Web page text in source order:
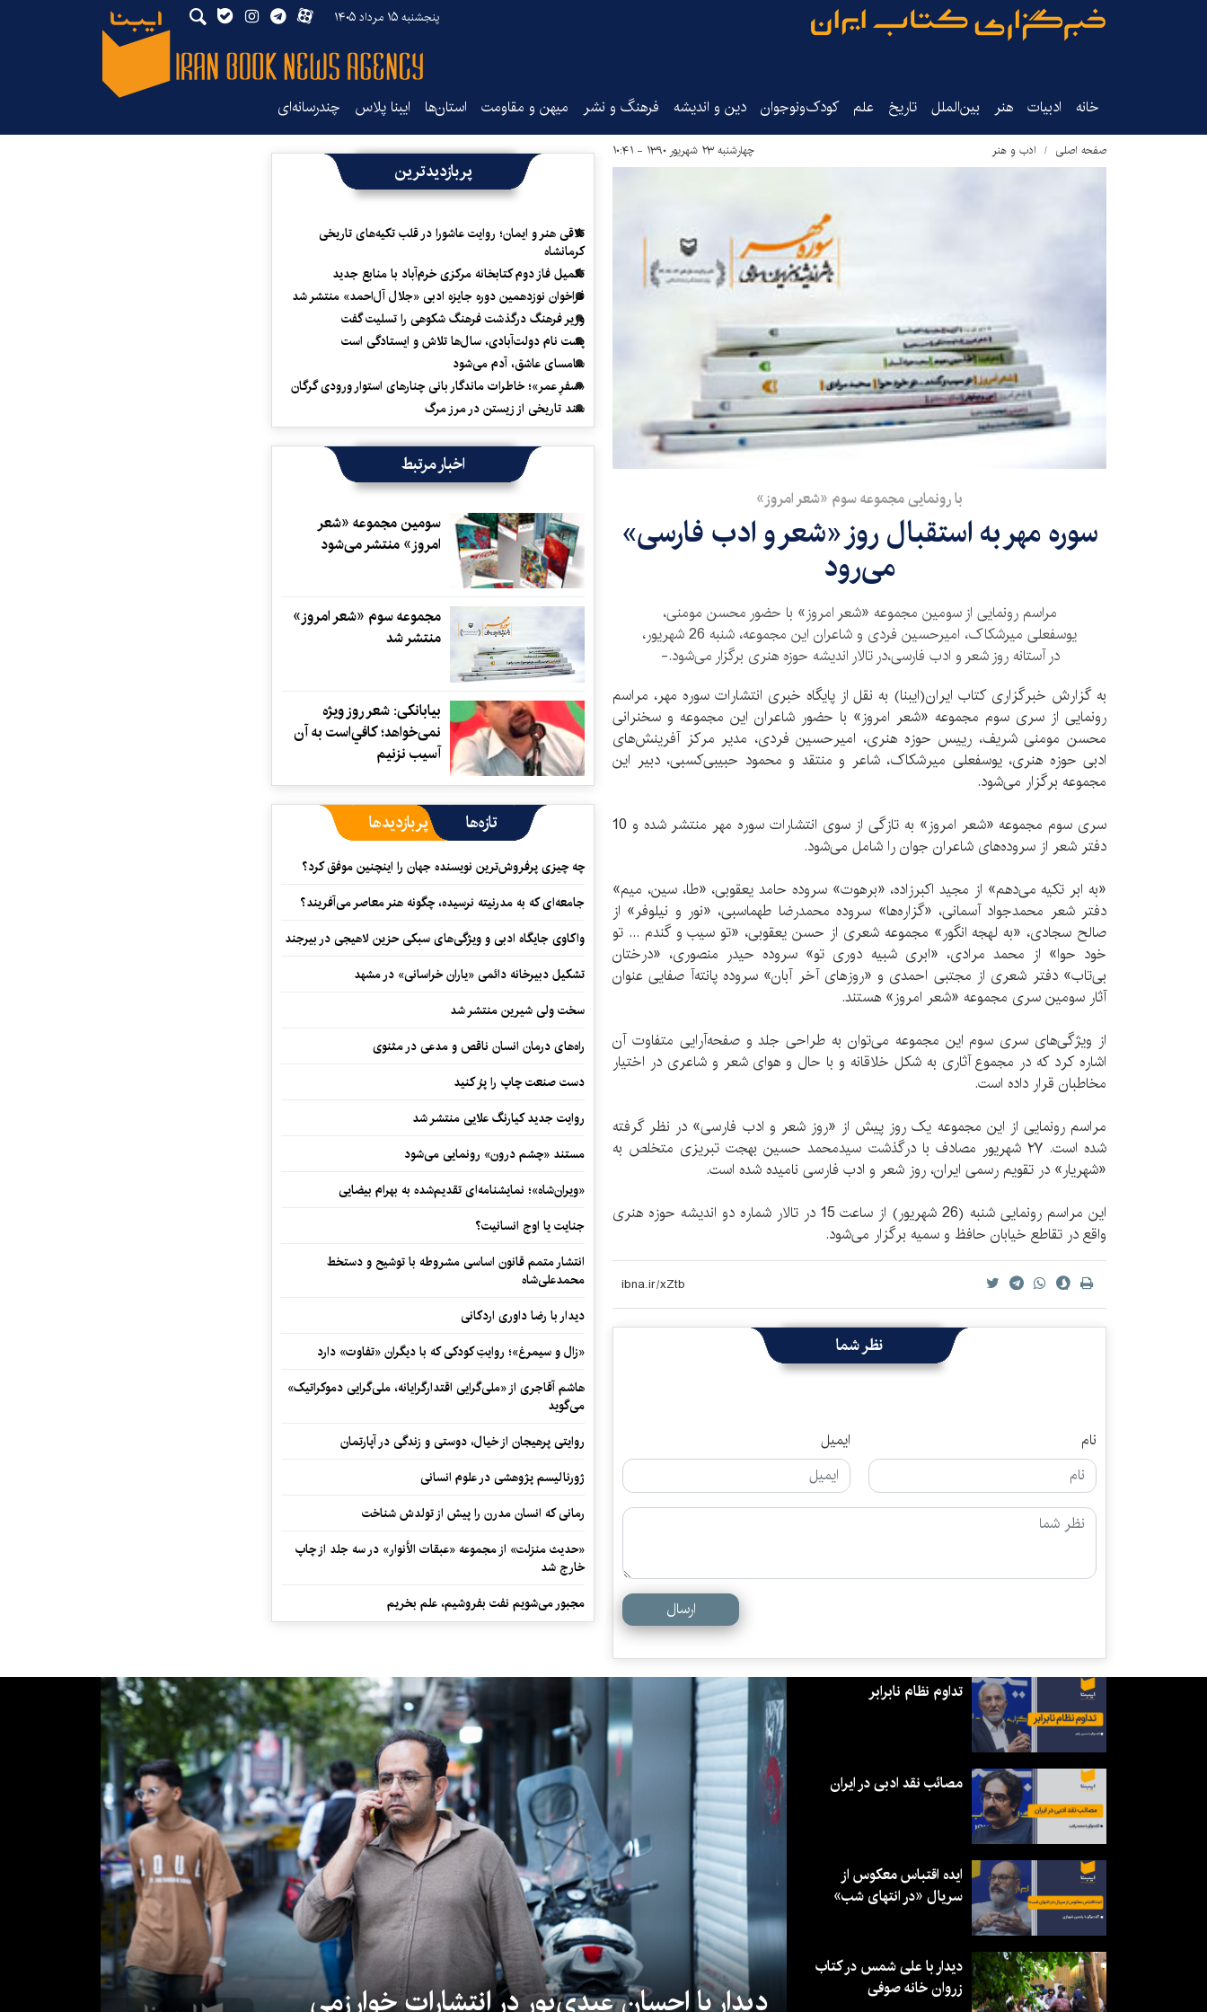
پنجشنبه ۱۵ مرداد ۱۴۰۵
خانه ادبیات هنر بین‌الملل تاریخ‌ علم کودک‌ونوجوان دین و اندیشه فرهنگ و نشر میهن و مقاومت استان‌ها ایبنا پلاس چندرسانه‌ای
صفحه اصلی ادب و هنر چهارشنبه ۲۳ شهریور ۱۳۹۰ - ۱۰:۴۱
با رونمایی مجموعه سوم «شعر امروز»
سوره مهر به استقبال روز «شعر و ادب فارسی»
می‌رود
مراسم رونمایی از سومین مجموعه «شعر امروز» با حضور محسن مومنی،
یوسفعلی میرشکاک، امیرحسین فردی و شاعران این مجموعه، شنبه 26 شهریور،
در آستانه روز شعر و ادب فارسی،در تالار اندیشه حوزه هنری برگزار می‌شود.-
به گزارش خبرگزاری کتاب ایران(ایبنا) به نقل از پایگاه خبری انتشارات سوره مهر، مراسم
رونمایی از سری سوم مجموعه «شعر امروز» با حضور شاعران این مجموعه و سخنرانی
محسن مومنی شریف، رییس حوزه هنری، امیرحسین فردی، مدیر مرکز آفرینش‌های
ادبی حوزه هنری، یوسفعلی میرشکاک، شاعر و منتقد و محمود حبیبی‌کسبی، دبیر این
مجموعه برگزار می‌شود.
سری سوم مجموعه «شعر امروز» به تازگی از سوی انتشارات سوره مهر منتشر شده و 10
دفتر شعر از سروده‌های شاعران جوان را شامل می‌شود.
«به ابر تکیه می‌دهم» از مجید اکبرزاده، «برهوت» سروده حامد یعقوبی، «طا، سین، میم»
دفتر شعر محمدجواد آسمانی، «گزاره‌ها» سروده محمدرضا طهماسبی، «نور و نیلوفر» از
صالح سجادی، «به لهجه انگور» مجموعه شعری از حسن یعقوبی، «تو سیب و گندم ... تو
خود حوا» از محمد مرادی، «ابری شبیه دوری تو» سروده حیدر منصوری، «درختان
بی‌تاب» دفتر شعری از مجتبی احمدی و «روزهای آخر آبان» سروده پانته‌آ صفایی عنوان
آثار سومین سری مجموعه «شعر امروز» هستند.
از ویژگی‌های سری سوم این مجموعه می‌توان به طراحی جلد و صفحه‌آرایی متفاوت آن
اشاره کرد که در مجموع آثاری به شکل خلاقانه‌ و با حال و هوای شعر و شاعری در اختیار
مخاطبان قرار داده است.
مراسم رونمایی از این مجموعه یک روز پیش از «روز شعر و ادب فارسی» در نظر گرفته
شده است. ۲۷ شهریور مصادف با درگذشت سیدمحمد حسین بهجت تبریزی متخلص به
«شهریار» در تقویم رسمی ایران، روز شعر و ادب فارسی نامیده شده است.
این مراسم رونمایی شنبه (26 شهریور) از ساعت 15 در تالار شماره دو اندیشه حوزه هنری
واقع در تقاطع خیابان حافظ و سمیه برگزار می‌شود.
نظر شما
نام ایمیل
ارسال
پربازدیدترین
تلاقی هنر و ایمان؛ روایت عاشورا در قلب تکیه‌های تاریخی
کرمانشاه
تکمیل فاز دوم کتابخانه مرکزی خرم‌آباد با منابع جدید
فراخوان نوزدهمین دوره جایزه ادبی «جلال آل‌احمد» منتشر شد
وزیر فرهنگ درگذشت فرهنگ شکوهی را تسلیت گفت
پشت نام دولت‌آبادی، سال‌ها تلاش و ایستادگی است
سامسای عاشق، آدم می‌شود
«سفرِ عمر»؛ خاطرات ماندگار بانی چنارهای استوار ورودی گرگان
سند تاریخی از زیستن در مرز مرگ
اخبار مرتبط
سومین مجموعه «شعر
امروز» منتشر می‌شود
مجموعه سوم «شعر امروز»
منتشر شد
بیابانکی: شعر روز ویژه
نمی‌خواهد؛ كافي‌است به آن
آسیب نزنیم
تازه‌ها پربازدیدها
چه چیزی پرفروش‌ترین نویسنده جهان را اینچنین موفق کرد؟
جامعه‌ای که به مدرنیته نرسیده، چگونه هنر معاصر می‌آفریند؟
واکاوی جایگاه ادبی و ویژگی‌های سبکی حزین لاهیجی در بیرجند
تشکیل دبیرخانه دائمی «یاران خراسانی» در مشهد
سخت ولی شیرین منتشر شد
راه‌های درمان انسان ناقص و مدعی در مثنوی
دست صنعت چاپ را پرُ کنید
روایت جدید کیارنگ علایی منتشر شد
مستند «چشم درون» رونمایی می‌شود
«ویران‌شاه»؛ نمایشنامه‌ای تقدیم‌شده به بهرام بیضایی
جنایت یا اوج انسانیت؟
انتشار متمم قانون اساسی مشروطه با توشیح و دستخط
محمدعلی‌شاه
دیدار با رضا داوری اردکانی
«زال و سیمرغ»؛ روایتِ کودکی که با دیگران «تفاوت» دارد
هاشم آقاجری از «ملی‌گرایی اقتدارگرایانه، ملی‌گرایی دموکراتیک»
می‌گوید
روایتی پرهیجان از خیال، دوستی و زندگی در آپارتمان
ژورنالیسم پژوهشی در علوم انسانی
رمانی که انسان مدرن را پیش از تولدش شناخت
«حدیث منزلت» از مجموعه «عبقات الأنوار» در سه جلد از چاپ
خارج شد
مجبور می‌شویم نفت بفروشیم، علم بخریم
دیدار با احسان عبدی‌پور در انتشارات خوارزمی
تداوم نظام نابرابر
مصائب نقد ادبی در ایران
ایده اقتباس معکوس از
سریال «در انتهای شب»
دیدار با علی شمس در کتاب
زروان خانه صوفی